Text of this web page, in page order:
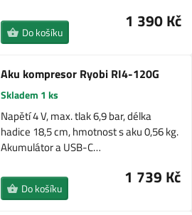
1 390 Kč
Do košíku
Aku kompresor Ryobi RI4-120G
Skladem 1 ks
Napětí 4 V, max. tlak 6,9 bar, délka
hadice 18,5 cm, hmotnost s aku 0,56 kg.
Akumulátor a USB-C…
1 739 Kč
Do košíku